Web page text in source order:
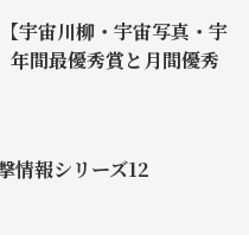
宇宙川柳・宇宙写真・宇
間最優秀賞と月間優秀
情報シリーズ12